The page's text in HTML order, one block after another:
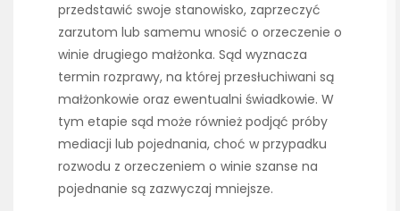
przedstawić swoje stanowisko, zaprzeczyć
zarzutom lub samemu wnosić o orzeczenie o
winie drugiego małżonka. Sąd wyznacza
termin rozprawy, na której przesłuchiwani są
małżonkowie oraz ewentualni świadkowie. W
tym etapie sąd może również podjąć próby
mediacji lub pojednania, choć w przypadku
rozwodu z orzeczeniem o winie szanse na
pojednanie są zazwyczaj mniejsze.